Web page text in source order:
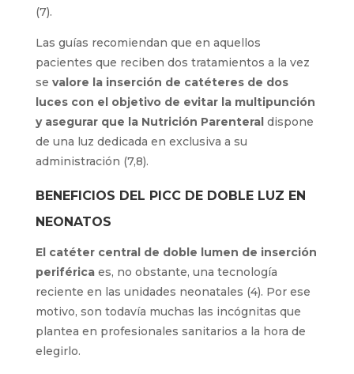
(7).
Las guías recomiendan que en aq­uellos
pacientes que reciben dos tratamientos a la vez
se valore la inserción de catéteres de dos
luces con el objetivo de evitar la multipunción
y asegurar que la Nutrición Parenteraldispone
de una luz dedicada en exclusiva a su
administración (7,8).
BENEFICIOS DEL PICC DE DOBLE LUZ EN
NEONATOS
El catéter central de doble lumen de inserción
periféricaes, no obstante, una tecnología
reciente en las unidades neonatales (4). Por ese
motivo, son todavía muchas las incógnitas que
plantea en profesionales sanitarios a la hora de
elegirlo.